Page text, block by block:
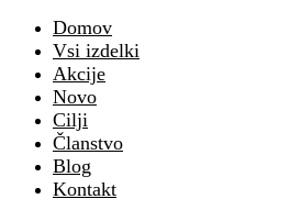
Domov
Vsi izdelki
Akcije
Novo
Cilji
Članstvo
Blog
Kontakt